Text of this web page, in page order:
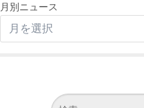
月別ニュース